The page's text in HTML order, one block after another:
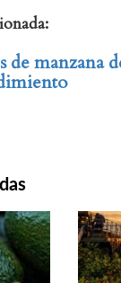
de manzana